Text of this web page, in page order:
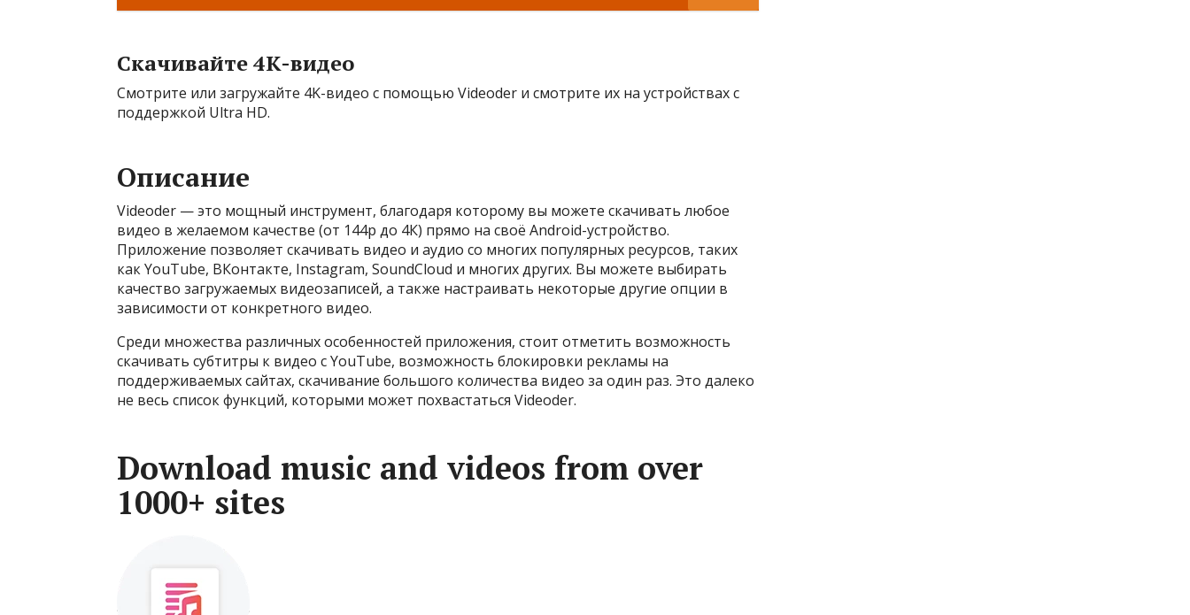
Скачивайте 4K-видео
Смотрите или загружайте 4K-видео с помощью Videoder и смотрите их на устройствах с
поддержкой Ultra HD.
Описание
Videoder — это мощный инструмент, благодаря которому вы можете скачивать любое
видео в желаемом качестве (от 144p до 4К) прямо на своё Android-устройство.
Приложение позволяет скачивать видео и аудио со многих популярных ресурсов, таких
как YouTube, ВКонтакте, Instagram, SoundCloud и многих других. Вы можете выбирать
качество загружаемых видеозаписей, а также настраивать некоторые другие опции в
зависимости от конкретного видео.
Среди множества различных особенностей приложения, стоит отметить возможность
скачивать субтитры к видео с YouTube, возможность блокировки рекламы на
поддерживаемых сайтах, скачивание большого количества видео за один раз. Это далеко
не весь список функций, которыми может похвастаться Videoder.
Download music and videos from over
1000+ sites